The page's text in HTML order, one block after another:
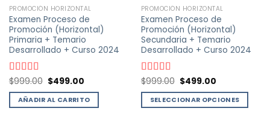
PROMOCIÓN HORIZONTAL
Examen Proceso de
Promoción (Horizontal)
Primaria + Temario
Desarrollado + Curso 2024
Valorado
con4.90de
$999.00 El
precio
original
era:
$999.00.
$499.00El
actual
es:
$499.00.
AÑADIR AL CARRITO
PROMOCIÓN HORIZONTAL
Examen Proceso de
Promoción (Horizontal)
Secundaria + Temario
Desarrollado + Curso 2024
Valorado
con4.91de
$999.00 El
precio
original
era:
$999.00.
$499.00El
actual
es:
$499.00.
SELECCIONAR OPCIONES